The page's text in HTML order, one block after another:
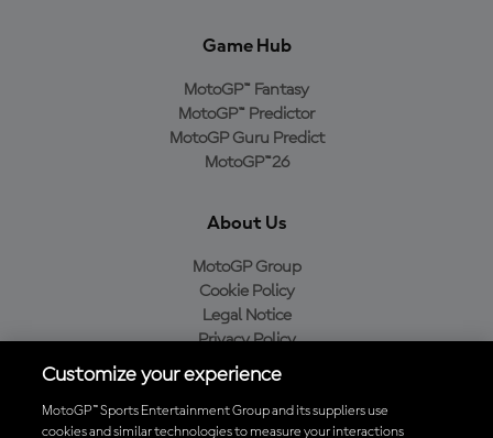
Game Hub
MotoGP™ Fantasy
MotoGP™ Predictor
MotoGP Guru Predict
MotoGP™26
About Us
MotoGP Group
Cookie Policy
Legal Notice
Privacy Policy
Purchase Policy
Customize your experience
MotoGP™ Sports Entertainment Group and its suppliers use
cookies and similar technologies to measure your interactions